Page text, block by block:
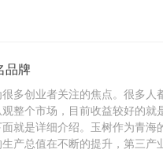
品牌
多创业者关注的焦点。很多人
整个市场，目前收益较好的就
就是详细介绍。玉树作为青海
产总值在不断的提升，第三产